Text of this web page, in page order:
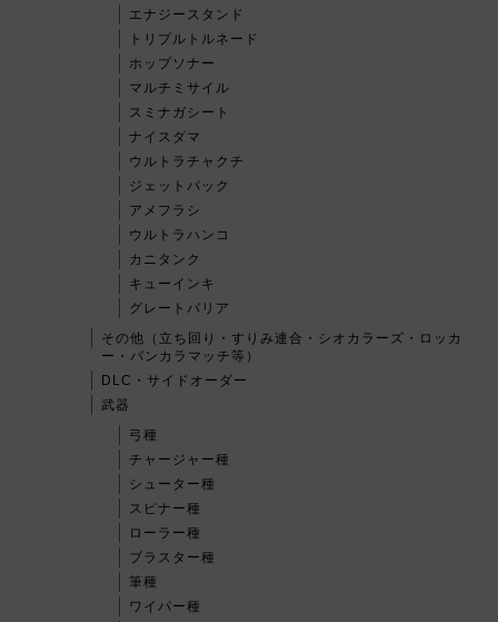
エナジースタンド
トリプルトルネード
ホップソナー
マルチミサイル
スミナガシート
ナイスダマ
ウルトラチャクチ
ジェットパック
アメフラシ
ウルトラハンコ
カニタンク
キューインキ
グレートバリア
その他（立ち回り・すりみ連合・シオカラーズ・ロッカ
ー・バンカラマッチ等）
DLC・サイドオーダー
武器
弓種
チャージャー種
シューター種
スピナー種
ローラー種
ブラスター種
筆種
ワイパー種